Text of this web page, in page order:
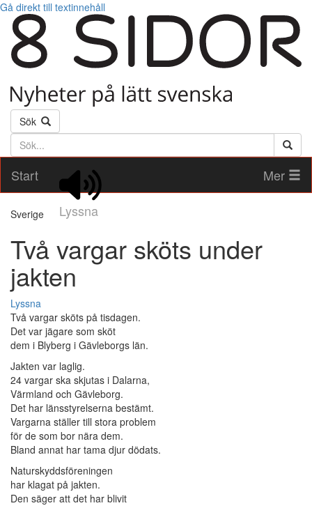
Gå direkt till textinnehåll
Sök
Söktext
Start
Lyssna
Mer
Sverige
Två vargar sköts under
jakten
Lyssna
Två vargar sköts på tisdagen.
Det var jägare som sköt
dem i Blyberg i Gävleborgs län.
Jakten var laglig.
24 vargar ska skjutas i Dalarna,
Värmland och Gävleborg.
Det har länsstyrelserna bestämt.
Vargarna ställer till stora problem
för de som bor nära dem.
Bland annat har tama djur dödats.
Naturskyddsföreningen
har klagat på jakten.
Den säger att det har blivit